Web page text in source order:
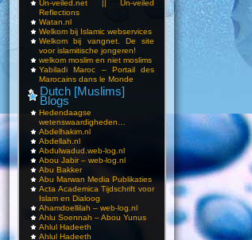
Un-veiled.net || Un-veiled
Reflections
Watan.nl
Welkom bij Islamic webservices
Welkom bij vangnet. De site
voor islamitische jongeren!
welkom moslim en niet moslims
Yabiladi Maroc – Portail des
Marocains dans le Monde
Dutch [Muslims]
Blogs
Hedendaagse
wetenswaardigheden…
Abdelhakim.nl
Abdellah.nl
Abdulwadud.web-log.nl
Abou Jabir – web-log.nl
Abu Bakker
Abu Marwan Media Publikaties
Acta Academica Tijdschrift voor
Islam en Dialoog
Ahamdoellilah – web-log.nl
Ahlu Soennah – Abou Yunus
Ahlul Hadeeth
Ahlul Hadeeth